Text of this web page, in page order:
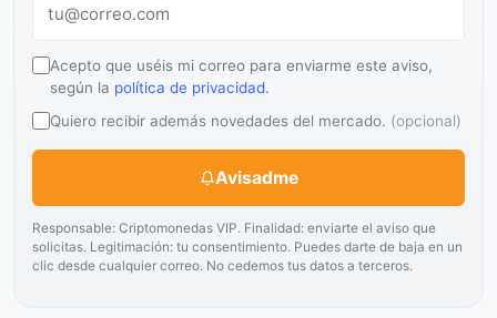
Acepto que uséis mi correo para enviarme este aviso,
según la política de privacidad.
Quiero recibir además novedades del mercado. (opcional)
Avisadme
Responsable: Criptomonedas VIP. Finalidad: enviarte el aviso que
solicitas. Legitimación: tu consentimiento. Puedes darte de baja en un
clic desde cualquier correo. No cedemos tus datos a terceros.